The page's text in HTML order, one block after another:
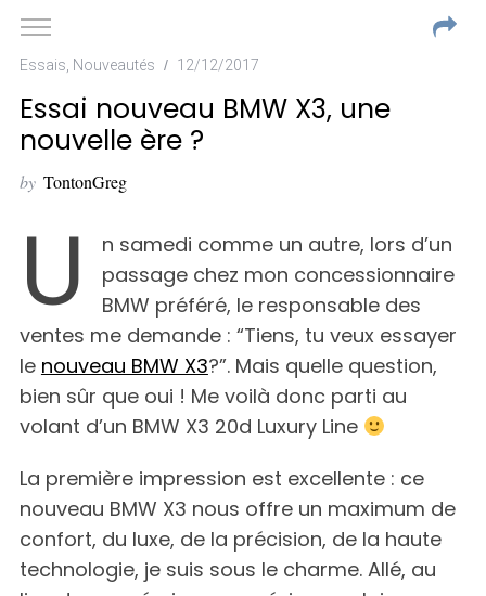
Essais Nouveautés 12/12/2017
Essai nouveau BMW X3, une
nouvelle ère ?
by TontonGreg
U
n samedi comme un autre, lors d’un
passage chez mon concessionnaire
BMW préféré, le responsable des
ventes me demande : “Tiens, tu veux essayer
le nouveau BMW X3?”. Mais quelle question,
bien sûr que oui ! Me voilà donc parti au
volant d’un BMW X3 20d Luxury Line
La première impression est excellente : ce
nouveau BMW X3 nous offre un maximum de
confort, du luxe, de la précision, de la haute
technologie, je suis sous le charme. Allé, au